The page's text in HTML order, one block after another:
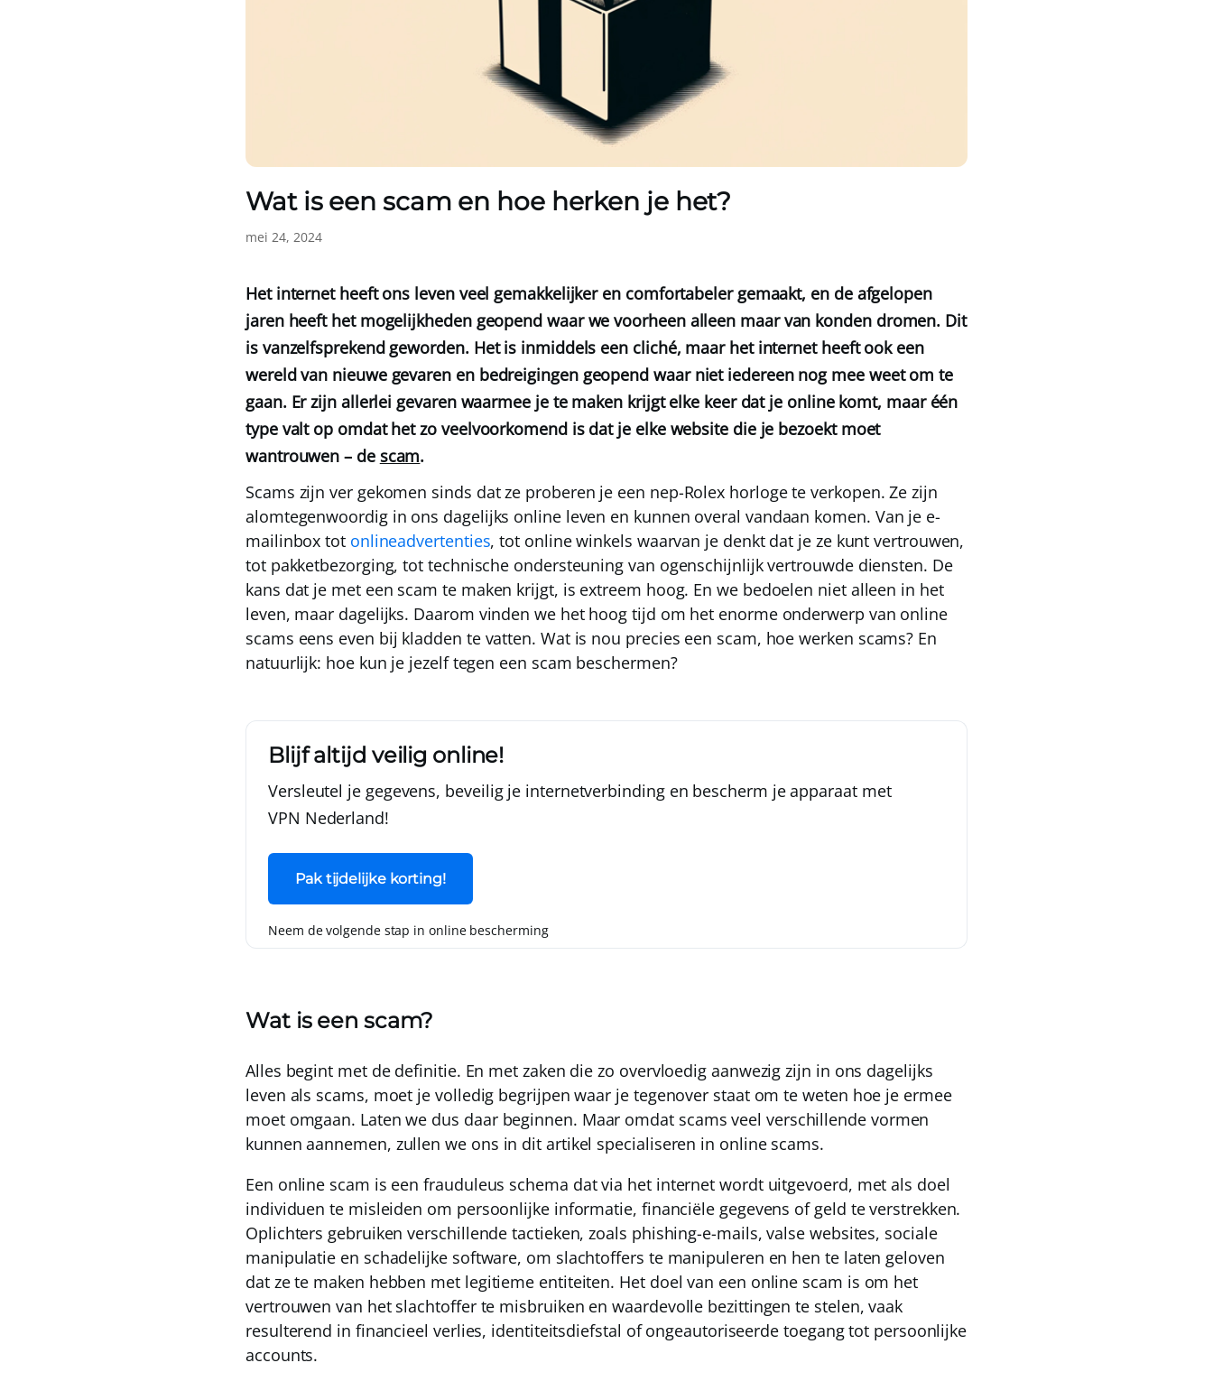
Wat is een scam en hoe herken je het?
mei 24, 2024
Het internet heeft ons leven veel gemakkelijker en comfortabeler gemaakt, en de afgelopen
jaren heeft het mogelijkheden geopend waar we voorheen alleen maar van konden dromen. Dit
is vanzelfsprekend geworden. Het is inmiddels een cliché, maar het internet heeft ook een
wereld van nieuwe gevaren en bedreigingen geopend waar niet iedereen nog mee weet om te
gaan. Er zijn allerlei gevaren waarmee je te maken krijgt elke keer dat je online komt, maar één
type valt op omdat het zo veelvoorkomend is dat je elke website die je bezoekt moet
wantrouwen – de scam.
Scams zijn ver gekomen sinds dat ze proberen je een nep-Rolex horloge te verkopen. Ze zijn
alomtegenwoordig in ons dagelijks online leven en kunnen overal vandaan komen. Van je e-
mailinbox tot onlineadvertenties, tot online winkels waarvan je denkt dat je ze kunt vertrouwen,
tot pakketbezorging, tot technische ondersteuning van ogenschijnlijk vertrouwde diensten. De
kans dat je met een scam te maken krijgt, is extreem hoog. En we bedoelen niet alleen in het
leven, maar dagelijks. Daarom vinden we het hoog tijd om het enorme onderwerp van online
scams eens even bij kladden te vatten. Wat is nou precies een scam, hoe werken scams? En
natuurlijk: hoe kun je jezelf tegen een scam beschermen?
Blijf altijd veilig online!
Versleutel je gegevens, beveilig je internetverbinding en bescherm je apparaat met
VPN Nederland!
Pak tijdelijke korting!
Neem de volgende stap in online bescherming
Wat is een scam?
Alles begint met de definitie. En met zaken die zo overvloedig aanwezig zijn in ons dagelijks
leven als scams, moet je volledig begrijpen waar je tegenover staat om te weten hoe je ermee
moet omgaan. Laten we dus daar beginnen. Maar omdat scams veel verschillende vormen
kunnen aannemen, zullen we ons in dit artikel specialiseren in online scams.
Een online scam is een frauduleus schema dat via het internet wordt uitgevoerd, met als doel
individuen te misleiden om persoonlijke informatie, financiële gegevens of geld te verstrekken.
Oplichters gebruiken verschillende tactieken, zoals phishing-e-mails, valse websites, sociale
manipulatie en schadelijke software, om slachtoffers te manipuleren en hen te laten geloven
dat ze te maken hebben met legitieme entiteiten. Het doel van een online scam is om het
vertrouwen van het slachtoffer te misbruiken en waardevolle bezittingen te stelen, vaak
resulterend in financieel verlies, identiteitsdiefstal of ongeautoriseerde toegang tot persoonlijke
accounts.